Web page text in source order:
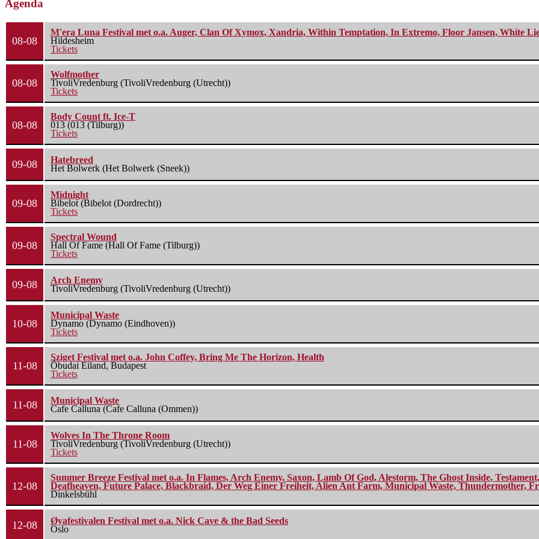
Agenda
08-08
M'era Luna Festival met o.a. Auger, Clan Of Xymox, Xandria, Within Temptation, In Extremo, Floor Jansen, White
Hildesheim
Tickets
08-08
Wolfmother
TivoliVredenburg (TivoliVredenburg (Utrecht))
Tickets
08-08
Body Count ft. Ice-T
013 (013 (Tilburg))
Tickets
09-08
Hatebreed
Het Bolwerk (Het Bolwerk (Sneek))
09-08
Midnight
Bibelot (Bibelot (Dordrecht))
Tickets
09-08
Spectral Wound
Hall Of Fame (Hall Of Fame (Tilburg))
Tickets
09-08
Arch Enemy
TivoliVredenburg (TivoliVredenburg (Utrecht))
10-08
Municipal Waste
Dynamo (Dynamo (Eindhoven))
Tickets
11-08
Sziget Festival met o.a. John Coffey, Bring Me The Horizon, Health
Óbudai Eiland, Budapest
Tickets
11-08
Municipal Waste
Cafe Calluna (Cafe Calluna (Ommen))
11-08
Wolves In The Throne Room
TivoliVredenburg (TivoliVredenburg (Utrecht))
Tickets
12-08
Summer Breeze Festival met o.a. In Flames, Arch Enemy, Saxon, Lamb Of God, Alestorm, The Ghost Inside,
Deafheaven, Future Palace, Blackbraid, Der Weg Einer Freiheit, Alien Ant Farm, Municipal Waste, Thundermother,
Dinkelsbühl
12-08
Øyafestivalen Festival met o.a. Nick Cave & the Bad Seeds
Oslo